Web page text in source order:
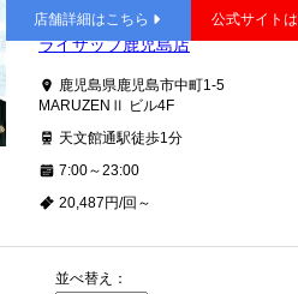
天文館通
ライザップ鹿児島店
鹿児島県鹿児島市中町1-5
MARUZENⅡ ビル4F
天文館通駅徒歩1分
7:00～23:00
20,487円/回～
店舗詳細はこちら 公式サイト
並べ替え：